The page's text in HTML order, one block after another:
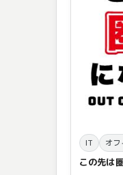
IT オフ
この先は